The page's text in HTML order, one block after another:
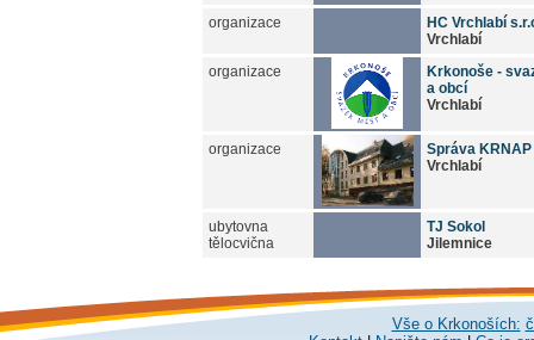
organizace
HC Vrchlabí
Vrchlabí
organizace
Krkonoše -
a obcí
Vrchlabí
organizace
Správa KRNAP
Vrchlabí
ubytovna
tělocvična
TJ Sokol
Jilemnice
Vše o Krkonoších: